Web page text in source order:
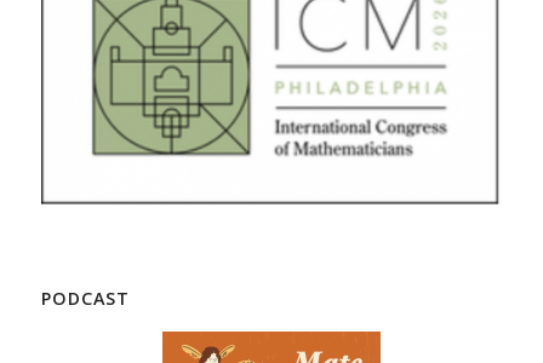
PODCAST